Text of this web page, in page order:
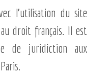
l’utilisation du site
droit français. Il est
de juridiction aux